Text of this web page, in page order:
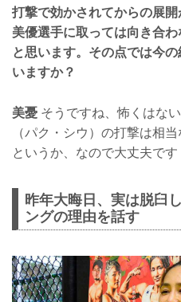
打撃で効かされてからの展
美優選手に取っては向き合
と思います。その点では今
いますか？
美憂 そうですね、怖くはな
（パク・シウ）の打撃は相
というか、なので大丈夫です
昨年大晦日、実は脱臼
ングの理由を話す